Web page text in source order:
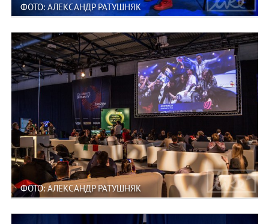
ФОТО: АЛЕКСАНДР РАТУШНЯК
ФОТО: АЛЕКСАНДР РАТУШНЯК